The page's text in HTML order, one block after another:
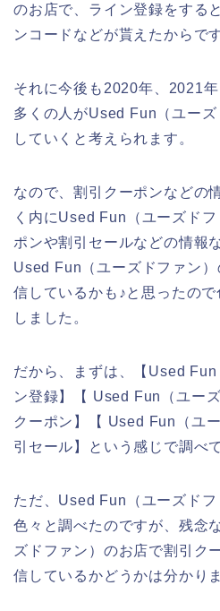
のお店で、ライン登録をする
ンコードなどが貰えたからです
それに今後も2020年、2021
多くの人がUsed Fun（ユー
していくと考えられます。
なので、割引クーポンなどの
く内にUsed Fun（ユーズド
ポンや割引セールなどの情報
Used Fun（ユーズドファン
信しているかも♪と思ったの
しました。
だから、まずは、【Used
ン登録】【 Used Fun（ユー
クーポン】【 Used Fun（ユ
引セール】という感じで調べ
ただ、Used Fun（ユーズド
色々と調べたのですが、残念
ズドファン）のお店で割引ク
信しているかどうかは分かり